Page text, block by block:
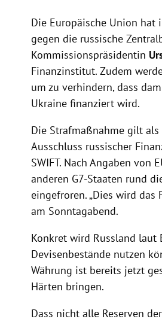
Die Europäische Union hat
gegen die russische
Kommissionspräsidentin
Finanzinstitut. Zudem
um zu verhindern, dass
Ukraine finanziert wird.
Die Strafmaßnahme gilt
Ausschluss russischer
SWIFT. Nach Angaben von
anderen G7-Staaten rund
eingefroren. „Dies wird das
am Sonntagabend.
Konkret wird Russland laut
Devisenbestände nutzen
Währung ist bereits jetzt
Härten bringen.
Dass nicht alle Reserven